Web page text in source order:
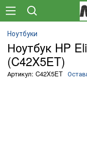
Ноутбуки
Ноутбук HP
(C42X5ET)
Артикул: C42X5ET